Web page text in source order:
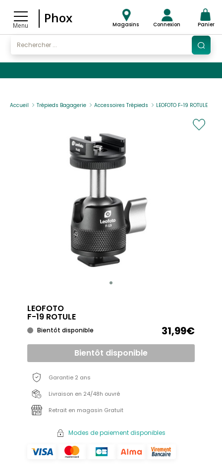
Menu
Phox Magasins Connexion Panier
Accueil Trépieds Bagagerie Accessoires Trépieds LEOFOTO F-19 ROTULE
LEOFOTO
F-19 ROTULE
Bientôt disponible 31,99€
Bientôt disponible
Garantie 2 ans
Livraison en 24/48h ouvré
Retrait en magasin Gratuit
Modes de paiement disponibles